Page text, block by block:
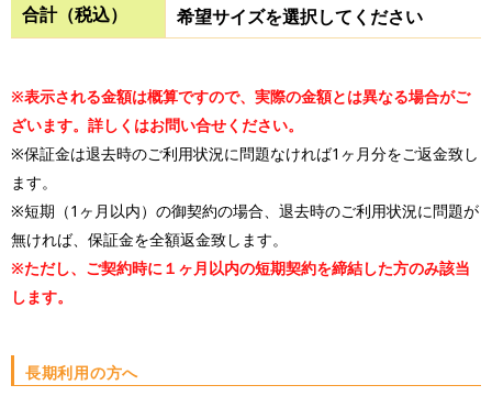
合計（税込） 希望サイズを選択してください
※表示される金額は概算ですので、実際の金額とは異なる場合がご
ざいます。詳しくはお問い合せください。
※保証金は退去時のご利用状況に問題なければ1ヶ月分をご返金致し
ます。
※短期（1ヶ月以内）の御契約の場合、退去時のご利用状況に問題が
無ければ、保証金を全額返金致します。
※ただし、ご契約時に１ヶ月以内の短期契約を締結した方のみ該当
します。
長期利用の方へ